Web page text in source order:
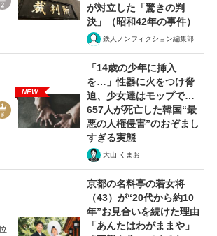
が対立した「驚きの判
決」（昭和42年の事件）
鉄人ノンフィクション編集部
NEW
「14歳の少年に挿入
を…」性器に火をつけ脅
迫、少女達はモップで…
657人が死亡した韓国“最
悪の人権侵害”のおぞまし
すぎる実態
大山 くまお
京都の名料亭の若女将
（43）が“20代から約10
年”お見合いを続けた理由
「あんたはわがままや」